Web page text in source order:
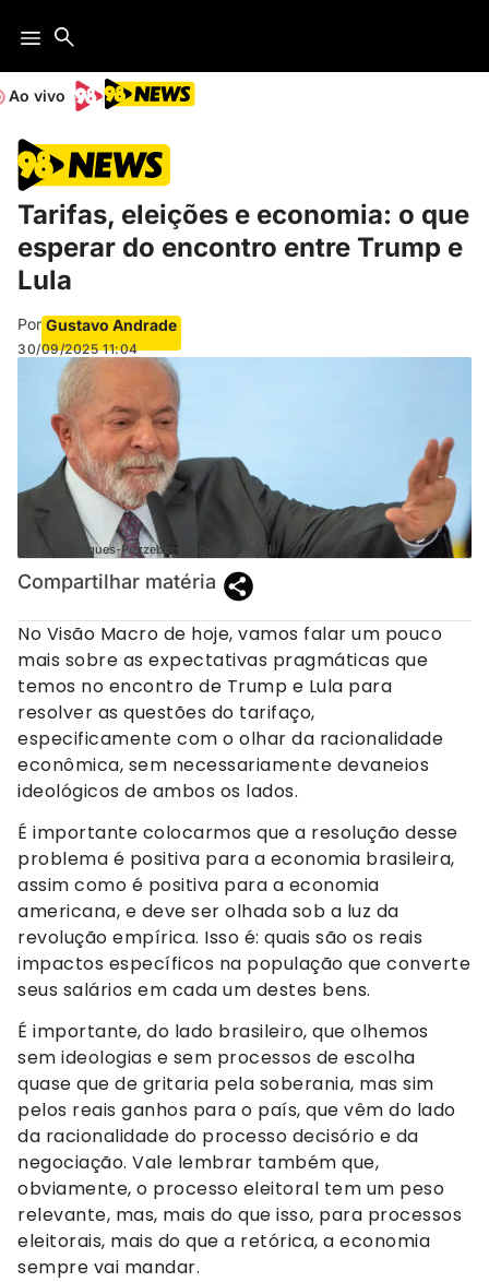
Ao vivo
Tarifas, eleições e economia: o que
esperar do encontro entre Trump e
Lula
Por Gustavo Andrade
30/09/2025 11:04
(Fabio Rodrigues-Pozzebom/ Agência Brasil)
Compartilhar matéria
No Visão Macro de hoje, vamos falar um pouco
mais sobre as expectativas pragmáticas que
temos no encontro de Trump e Lula para
resolver as questões do tarifaço,
especificamente com o olhar da racionalidade
econômica, sem necessariamente devaneios
ideológicos de ambos os lados.
É importante colocarmos que a resolução desse
problema é positiva para a economia brasileira,
assim como é positiva para a economia
americana, e deve ser olhada sob a luz da
revolução empírica. Isso é: quais são os reais
impactos específicos na população que converte
seus salários em cada um destes bens.
É importante, do lado brasileiro, que olhemos
sem ideologias e sem processos de escolha
quase que de gritaria pela soberania, mas sim
pelos reais ganhos para o país, que vêm do lado
da racionalidade do processo decisório e da
negociação. Vale lembrar também que,
obviamente, o processo eleitoral tem um peso
relevante, mas, mais do que isso, para processos
eleitorais, mais do que a retórica, a economia
sempre vai mandar.